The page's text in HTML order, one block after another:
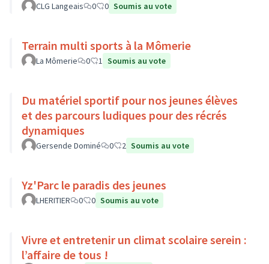
CLG Langeais 0 0 Soumis au vote
Terrain multi sports à la Mômerie
La Mômerie 0 1 Soumis au vote
Du matériel sportif pour nos jeunes élèves
et des parcours ludiques pour des récrés
dynamiques
Gersende Dominé 0 2 Soumis au vote
Yz'Parc le paradis des jeunes
LHERITIER 0 0 Soumis au vote
Vivre et entretenir un climat scolaire serein :
l’affaire de tous !